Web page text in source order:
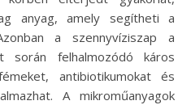
anyag, amely segítheti a
a szennyvíziszap a
során felhalmozódó káros
antibiotikumokat és
A mikroműanyagok